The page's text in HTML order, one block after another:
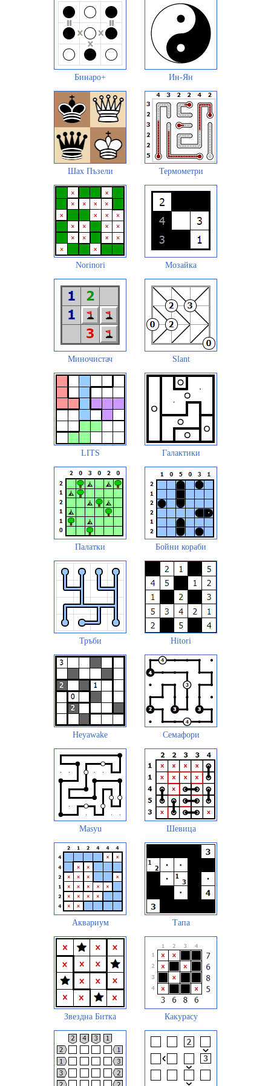
Бинаро+ Ин-Ян
Шах Пъзели Термометри
Norinori Мозайка
Миночистач Slant
LITS Галактики
Палатки Бойни кораби
Тръби Hitori
Heyawake Семафори
Masyu Шевица
Аквариум Тапа
Звездна Битка Какурасу